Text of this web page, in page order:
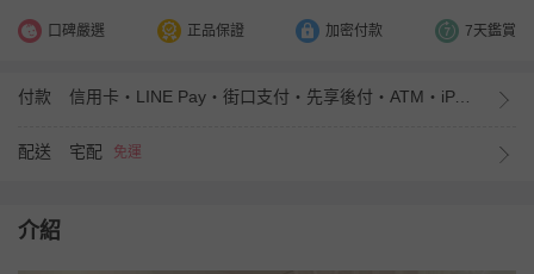
口碑嚴選 正品保證 加密付款 7天鑑賞
付款 信用卡・LINE Pay・街口支付・先享後付・ATM・iPASS MONEY
配送 宅配 免運
介紹